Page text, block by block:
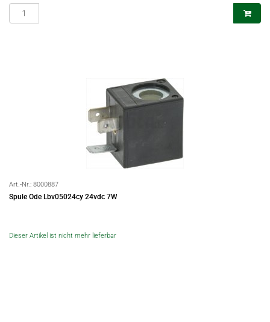
Art.-Nr.: 8000887
Spule Ode Lbv05024cy 24vdc 7W
Dieser Artikel ist nicht mehr lieferbar